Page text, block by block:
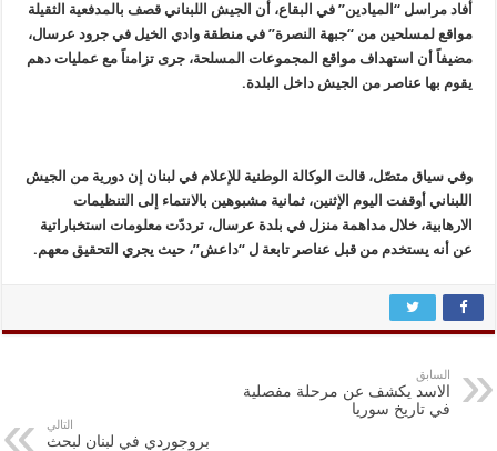
أفاد مراسل “الميادين” في البقاع، أن الجيش اللبناني قصف بالمدفعية الثقيلة
مواقع لمسلحين من “جبهة النصرة” في منطقة وادي الخيل في جرود عرسال،
مضيفاً أن استهداف مواقع المجموعات المسلحة، جرى تزامناً مع عمليات دهم
يقوم بها عناصر من الجيش داخل البلدة.
وفي سياق متصّل، قالت الوكالة الوطنية للإعلام في لبنان إن دورية من الجيش
اللبناني أوقفت اليوم الإثنين، ثمانية مشبوهين بالانتماء إلى التنظيمات
الارهابية، خلال مداهمة منزل في بلدة عرسال، ترددّت معلومات استخباراتية
عن أنه يستخدم من قبل عناصر تابعة ل “داعش”، حيث يجري التحقيق معهم.
السابق
الاسد يكشف عن مرحلة مفصلية
في تاريخ سوريا
التالي
بروجوردي في لبنان لبحث